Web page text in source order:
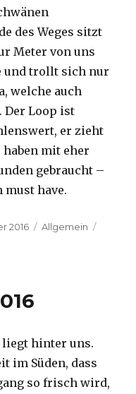
des Weges sitzt
Meter von uns
und trollt sich nur
welche auch
Der Loop ist
er zieht
mit eher
gebraucht –
must have.
2016 Kategorien
Allgemein
liegt hinter uns.
im Süden, dass
so frisch wird,